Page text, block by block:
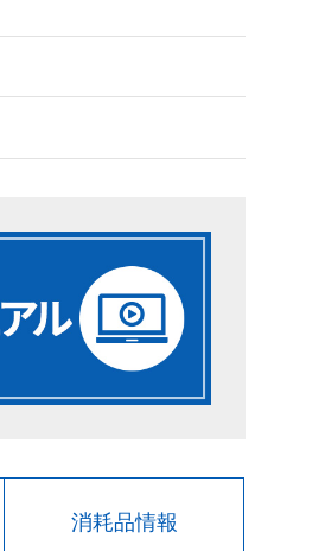
消耗品情報